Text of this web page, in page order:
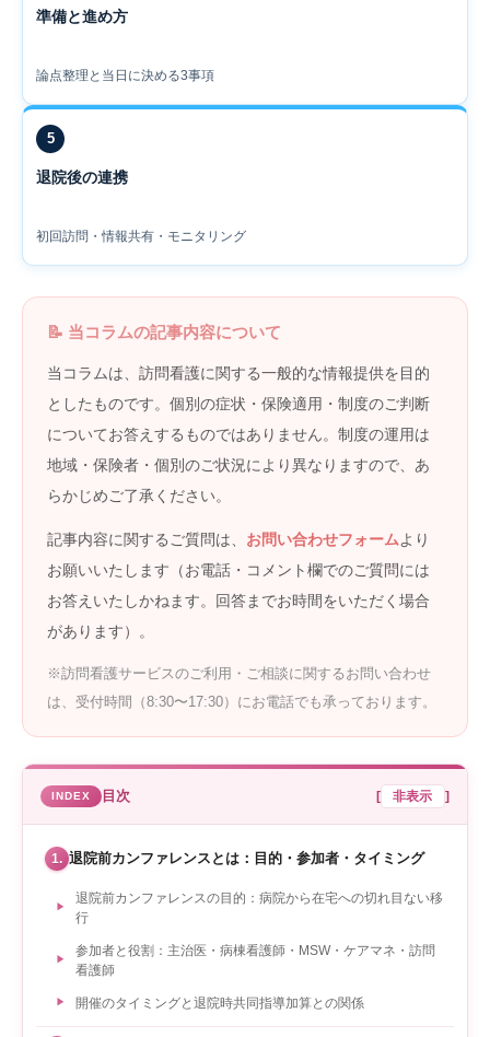
準備と進め方
論点整理と当日に決める3事項
5
退院後の連携
初回訪問・情報共有・モニタリング
📝 当コラムの記事内容について
当コラムは、訪問看護に関する一般的な情報提供を目的
としたものです。個別の症状・保険適用・制度のご判断
についてお答えするものではありません。制度の運用は
地域・保険者・個別のご状況により異なりますので、あ
らかじめご了承ください。
記事内容に関するご質問は、 お問い合わせフォームより
お願いいたします（お電話・コメント欄でのご質問には
お答えいたしかねます。回答までお時間をいただく場合
があります）。
※訪問看護サービスのご利用・ご相談に関するお問い合わせ
は、受付時間（8:30〜17:30）にお電話でも承っております。
目次 [ 非表示 ]
1. 退院前カンファレンスとは：目的・参加者・タイミング
退院前カンファレンスの目的：病院から在宅への切れ目ない移
行
参加者と役割：主治医・病棟看護師・MSW・ケアマネ・訪問
看護師
開催のタイミングと退院時共同指導加算との関係